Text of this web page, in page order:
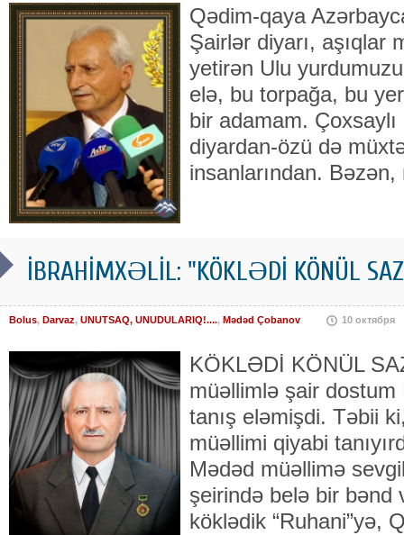
Qədim-qaya
Şairlər diyarı, aşıqlar
yetirən Ulu
elə, bu torpağa, bu
bir adamam.
diyardan-özü də
insanlarından. Bəzən,
İBRAHİMXƏLİL: "KÖKLƏDİ KÖNÜL
Bolus, Darvaz, UNUTSAQ, UNUDULARIQ!...., Mədəd Çobanov 10 октября
KÖKLƏDİ KÖNÜL
müəllimlə şair dostum
tanış eləmişdi. Təbii
müəllimi qiyabi
Mədəd müəllimə
şeirində belə bir bənd
köklədik “Ruhani”yə,